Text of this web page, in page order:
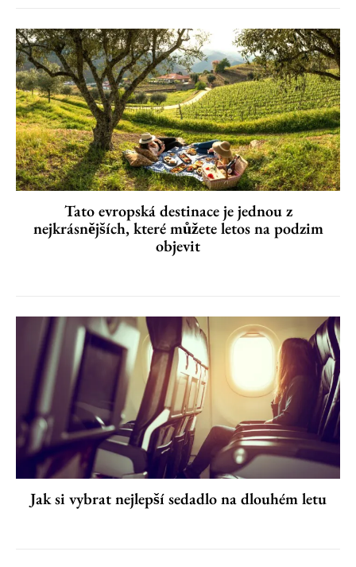
Tato evropská destinace je jednou z
nejkrásnějších, které můžete letos na podzim
objevit
Jak si vybrat nejlepší sedadlo na dlouhém letu